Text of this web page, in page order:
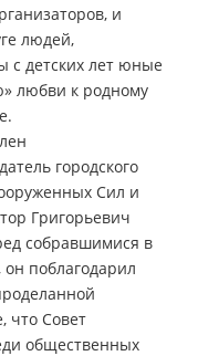
и
людей,
с детских лет юные
любви к родному
городского
Сил и
Григорьевич
собравшимися в
поблагодарил
что Совет
общественных